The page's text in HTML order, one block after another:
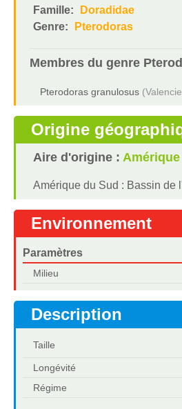
Famille:
Doradidae
Genre:
Pterodoras
Membres du genre
Pterodoras granulosus
Origine
Aire d'origine :
Amérique du Sud : Bassin de
Environnement
Paramètres
Milieu
Description
Taille
Longévité
Régime